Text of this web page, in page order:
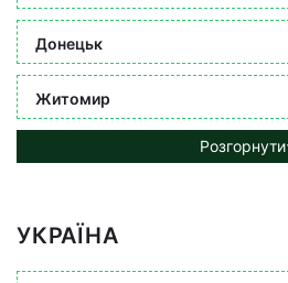
Донецьк
Житомир
Розгорнути
УКРАЇНА